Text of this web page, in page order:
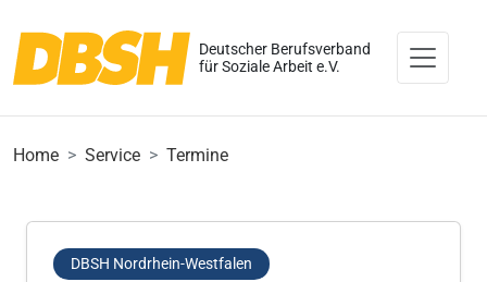
Deutscher Berufsverband
für Soziale Arbeit e.V.
Home Service Termine
DBSH Nordrhein-Westfalen